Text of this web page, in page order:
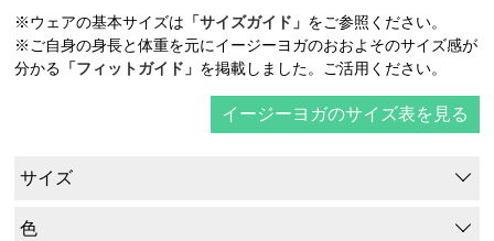
※ウェアの基本サイズは 「サイズガイド」 をご参照ください。
※ご自身の身長と体重を元にイージーヨガのおおよそのサイズ感が
分かる 「フィットガイド」 を掲載しました。ご活用ください。
イージーヨガのサイズ表を見る
サイズ
色